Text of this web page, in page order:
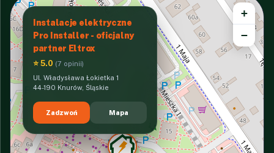
Instalacje elektryczne
Pro Installer - oficjalny
partner Eltrox
⭐ 5.0 (7 opinii)
Ul. Władysława Łokietka 1
44-190 Knurów, Śląskie
Zadzwoń Mapa
+
−